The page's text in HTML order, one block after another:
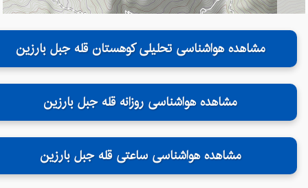
مشاهده هواشناسی تحلیلی کوهستان قله جبل بارزین
مشاهده هواشناسی روزانه قله جبل بارزین
مشاهده هواشناسی ساعتی قله جبل بارزین